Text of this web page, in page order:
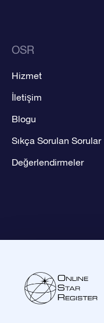
OSR
Hizmet
İletişim
Blogu
Sıkça Sorulan Sorular
Değerlendirmeler